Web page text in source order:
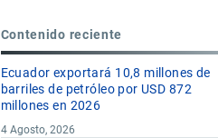
Contenido reciente
Ecuador exportará 10,8 millones de
barriles de petróleo por USD 872
millones en 2026
4 Agosto, 2026